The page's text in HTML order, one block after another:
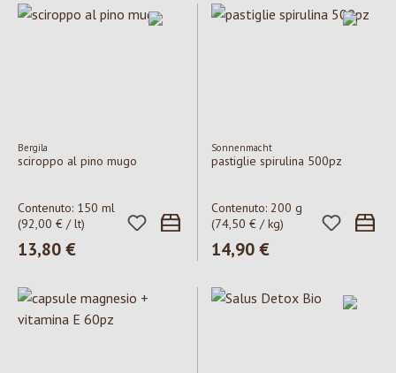
Bergila
sciroppo al pino mugo
Contenuto: 150 ml
(92,00 € / lt)
Prezzo normale:
13,80 €
Sonnenmacht
pastiglie spirulina 500pz
Contenuto: 200 g
(74,50 € / kg)
Prezzo normale:
14,90 €